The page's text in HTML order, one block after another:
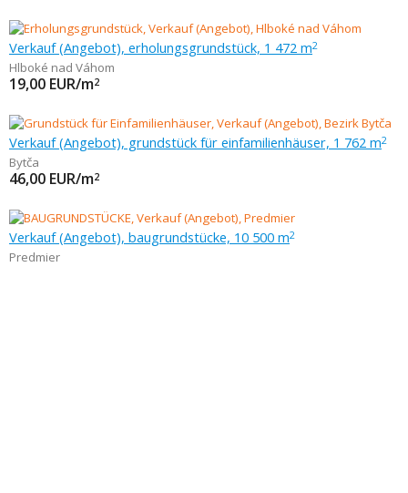
Verkauf (Angebot), erholungsgrundstück, 1 472 m2
Hlboké nad Váhom
19,00 EUR/m2
Verkauf (Angebot), grundstück für einfamilienhäuser, 1 762 m2
Bytča
46,00 EUR/m2
Verkauf (Angebot), baugrundstücke, 10 500 m2
Predmier